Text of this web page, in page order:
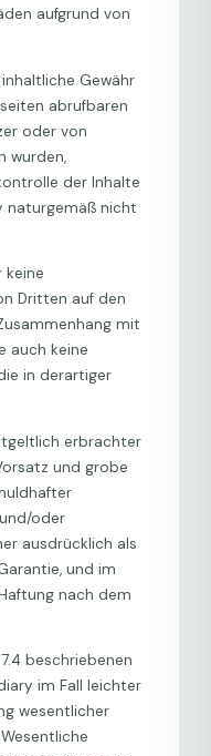
aufgrund von
Gewähr
abrufbaren
oder von
wurden,
der Inhalte
naturgemäß nicht
keine
Dritten auf den
mit
auch keine
in derartiger
erbrachter
und grobe
oder
ausdrücklich als
und im
nach dem
beschriebenen
im Fall leichter
wesentlicher